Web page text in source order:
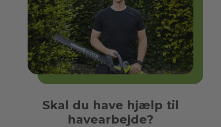
Skal du have hjælp til
havearbejde?